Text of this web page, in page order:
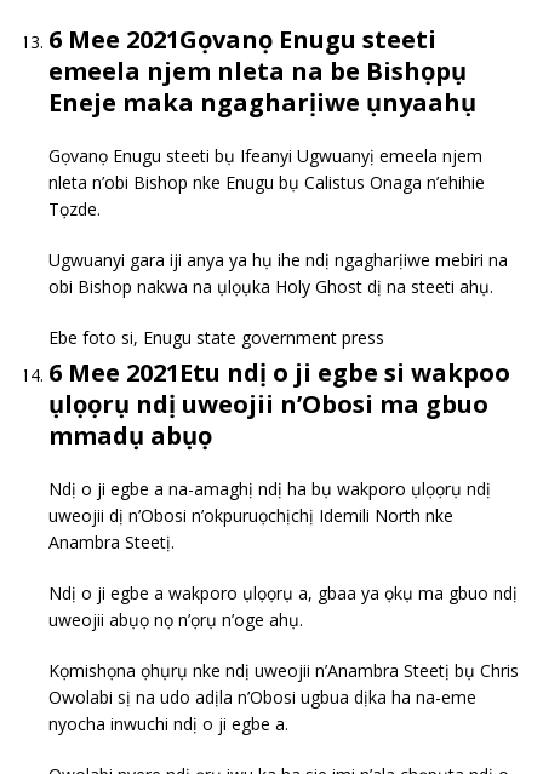
6 Mee 2021Gọvanọ Enugu steeti
emeela njem nleta na be Bishọpụ
Eneje maka ngagharịiwe ụnyaahụ
Gọvanọ Enugu steeti bụ Ifeanyi Ugwuanyị emeela njem
nleta n’obi Bishop nke Enugu bụ Calistus Onaga n’ehihie
Tọzde.
Ugwuanyi gara iji anya ya hụ ihe ndị ngagharịiwe mebiri na
obi Bishop nakwa na ụlọụka Holy Ghost dị na steeti ahụ.
Ebe foto si, Enugu state government press
6 Mee 2021Etu ndị o ji egbe si wakpoo
ụlọọrụ ndị uweojii n’Obosi ma gbuo
mmadụ abụọ
Ndị o ji egbe a na-amaghị ndị ha bụ wakporo ụlọọrụ ndị
uweojii dị n’Obosi n’okpuruọchịchị Idemili North nke
Anambra Steetị.
Ndị o ji egbe a wakporo ụlọọrụ a, gbaa ya ọkụ ma gbuo ndị
uweojii abụọ nọ n’ọrụ n’oge ahụ.
Kọmishọna ọhụrụ nke ndị uweojii n’Anambra Steetị bụ Chris
Owolabi sị na udo adịla n’Obosi ugbua dịka ha na-eme
nyocha inwuchi ndị o ji egbe a.